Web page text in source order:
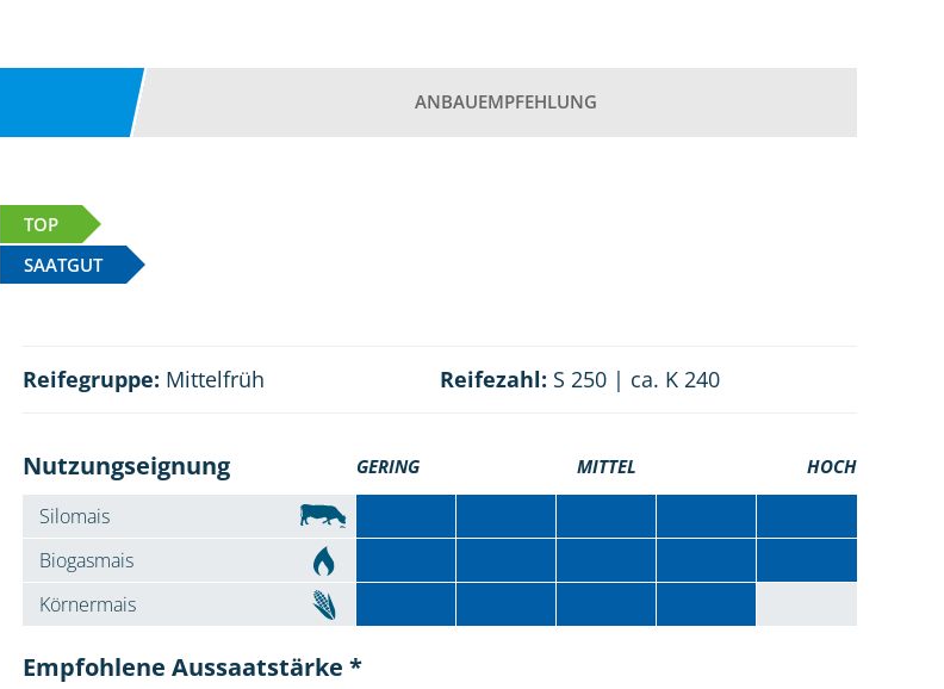
ANBAUEMPFEHLUNG
TOP
SAATGUT
Reifegruppe: Mittelfrüh Reifezahl: S 250 | ca. K 240
Nutzungseignung GERING MITTEL HOCH
Silomais
Biogasmais
Körnermais
Empfohlene Aussaatstärke *